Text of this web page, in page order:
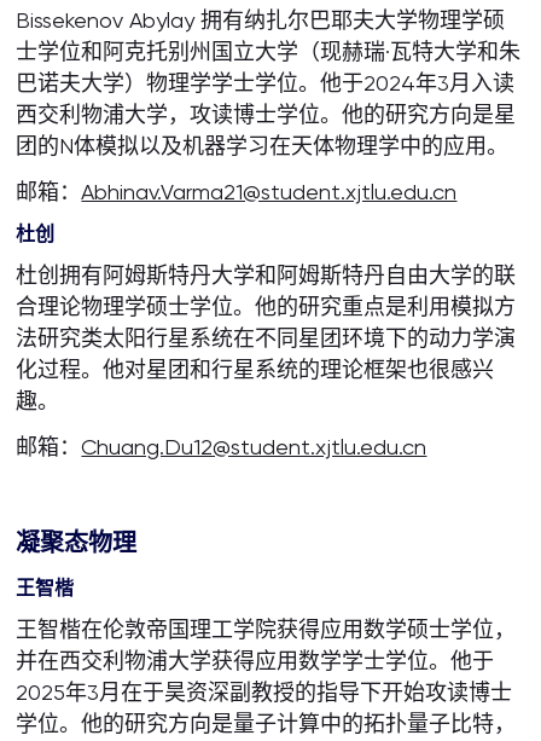
Bissekenov Abylay 拥有纳扎尔巴耶夫大学物理学硕
士学位和阿克托别州国立大学（现赫瑞·瓦特大学和朱
巴诺夫大学）物理学学士学位。他于2024年3月入读
西交利物浦大学，攻读博士学位。他的研究方向是星
团的N体模拟以及机器学习在天体物理学中的应用。
邮箱：Abhinav.Varma21@student.xjtlu.edu.cn
杜创
杜创拥有阿姆斯特丹大学和阿姆斯特丹自由大学的联
合理论物理学硕士学位。他的研究重点是利用模拟方
法研究类太阳行星系统在不同星团环境下的动力学演
化过程。他对星团和行星系统的理论框架也很感兴
趣。
邮箱：Chuang.Du12@student.xjtlu.edu.cn
凝聚态物理
王智楷
王智楷在伦敦帝国理工学院获得应用数学硕士学位，
并在西交利物浦大学获得应用数学学士学位。他于
2025年3月在于昊资深副教授的指导下开始攻读博士
学位。他的研究方向是量子计算中的拓扑量子比特，